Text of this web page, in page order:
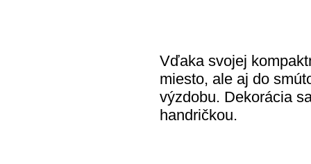
Vďaka svojej
miesto, ale aj do
výzdobu. Dekorácia
handričkou.